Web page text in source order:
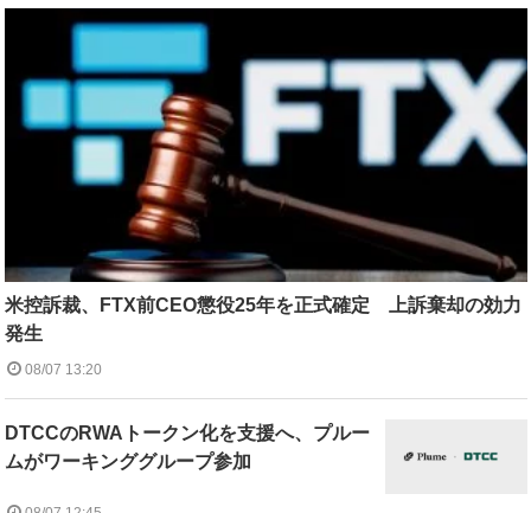
米控訴裁、FTX前CEO懲役25年を正式確定 上訴棄却の効力
発生
08/07 13:20
DTCCのRWAトークン化を支援へ、プルー
ムがワーキンググループ参加